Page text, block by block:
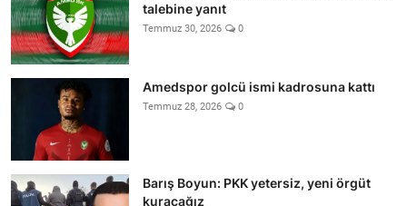
talebine yanıt
Temmuz 30, 2026 0
Amedspor golcü ismi kadrosuna kattı
Temmuz 28, 2026 0
Barış Boyun: PKK yetersiz, yeni örgüt
kuracağız